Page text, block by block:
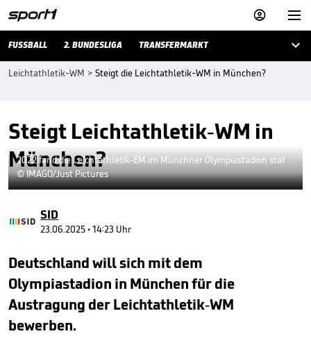


FUSSBALL 2. BUNDESLIGA TRANSFERMARKT 
Leichtathletik-WM > Steigt die Leichtathletik-WM in München?
Steigt Leichtathletik-WM in
München?
2022 fand die Leichtathletik-EM im Münchner Olympiastadion stat
© IMAGO/Just Pictures
SID
23.06.2025 • 14:23 Uhr
Deutschland will sich mit dem
Olympiastadion in München für die
Austragung der Leichtathletik-WM
bewerben.